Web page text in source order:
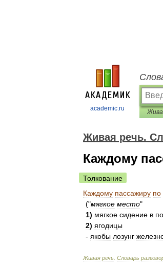
academic.ru
Живая речь.
Каждому
Толкование
Каждому пассажиру по
("мягкое место"
1) мягкое сидение в
2) ягодицы
- якобы лозунг
Живая речь Словарь